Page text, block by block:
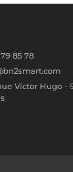
85 78
Victor Hugo -